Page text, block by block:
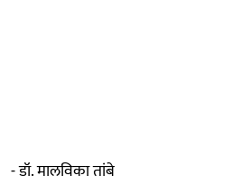
- डॉ. मालविका तांबे